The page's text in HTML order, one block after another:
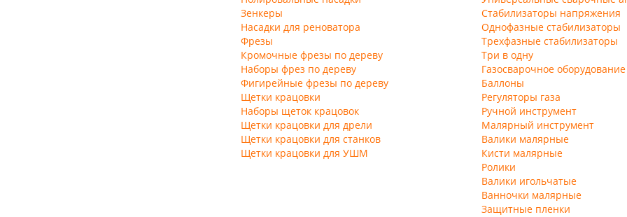
Зенкеры
Насадки для реноватора
Фрезы
Кромочные фрезы по дереву
Наборы фрез по дереву
Фигирейные фрезы по дереву
Щетки крацовки
Наборы щеток крацовок
Щетки крацовки для дрели
Щетки крацовки для станков
Щетки крацовки для УШМ
Стабилизаторы напряжения
Однофазные стабилизаторы
Трехфазные стабилизаторы
Три в одну
Газосварочное оборудование
Баллоны
Регуляторы газа
Ручной инструмент
Малярный инструмент
Валики малярные
Кисти малярные
Ролики
Валики игольчатые
Ванночки малярные
Защитные пленки